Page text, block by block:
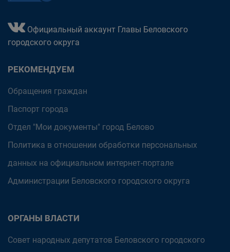
Официальный аккаунт Главы Беловского
городского округа
РЕКОМЕНДУЕМ
Обращения граждан
Паспорт города
Отдел "Мои документы" город Белово
Политика в отношении обработки персональных
данных на официальном интернет-портале
Администрации Беловского городского округа
ОРГАНЫ ВЛАСТИ
Совет народных депутатов Беловского городского